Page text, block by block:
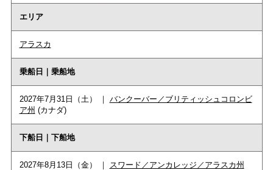
エリア
アラスカ
乗船日｜乗船地
2027年7月31日（土） ｜ バンクーバー／ブリティッシュコロンビ
ア州 (カナダ)
下船日｜下船地
2027年8月13日（金） ｜
スワード／アンカレッジ／アラスカ州